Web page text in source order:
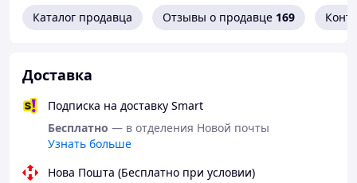
нейтральное: игрушки, одежду или просто алфавитно-
цифровой код. Ни один из сотрудников почты или
Каталог продавца Отзывы о продавце 169
Доставка
Подписка на доставку Smart
Бесплатно — в отделения Новой почты
Узнать больше
Нова Пошта (Бесплатно при условии)